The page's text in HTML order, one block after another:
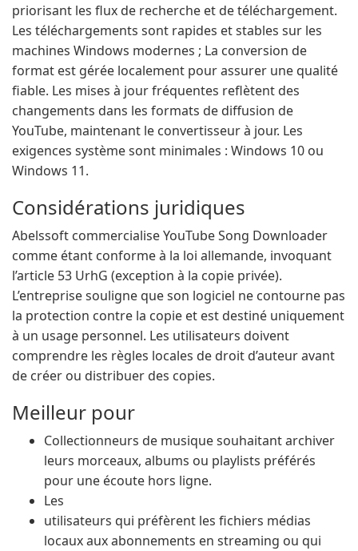
priorisant les flux de recherche et de téléchargement.
Les téléchargements sont rapides et stables sur les
machines Windows modernes ; La conversion de
format est gérée localement pour assurer une qualité
fiable. Les mises à jour fréquentes reflètent des
changements dans les formats de diffusion de
YouTube, maintenant le convertisseur à jour. Les
exigences système sont minimales : Windows 10 ou
Windows 11.
Considérations juridiques
Abelssoft commercialise YouTube Song Downloader
comme étant conforme à la loi allemande, invoquant
l’article 53 UrhG (exception à la copie privée).
L’entreprise souligne que son logiciel ne contourne pas
la protection contre la copie et est destiné uniquement
à un usage personnel. Les utilisateurs doivent
comprendre les règles locales de droit d’auteur avant
de créer ou distribuer des copies.
Meilleur pour
Collectionneurs de musique souhaitant archiver
leurs morceaux, albums ou playlists préférés
pour une écoute hors ligne.
Les
utilisateurs qui préfèrent les fichiers médias
locaux aux abonnements en streaming ou qui